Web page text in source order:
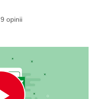
9 opinii